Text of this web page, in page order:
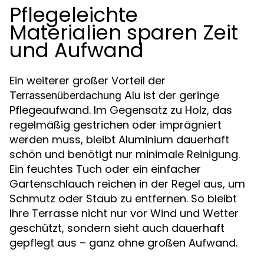
Pflegeleichte
Materialien sparen Zeit
und Aufwand
Ein weiterer großer Vorteil der
Terrassenüberdachung Alu ist der geringe
Pflegeaufwand. Im Gegensatz zu Holz, das
regelmäßig gestrichen oder imprägniert
werden muss, bleibt Aluminium dauerhaft
schön und benötigt nur minimale Reinigung.
Ein feuchtes Tuch oder ein einfacher
Gartenschlauch reichen in der Regel aus, um
Schmutz oder Staub zu entfernen. So bleibt
Ihre Terrasse nicht nur vor Wind und Wetter
geschützt, sondern sieht auch dauerhaft
gepflegt aus – ganz ohne großen Aufwand.